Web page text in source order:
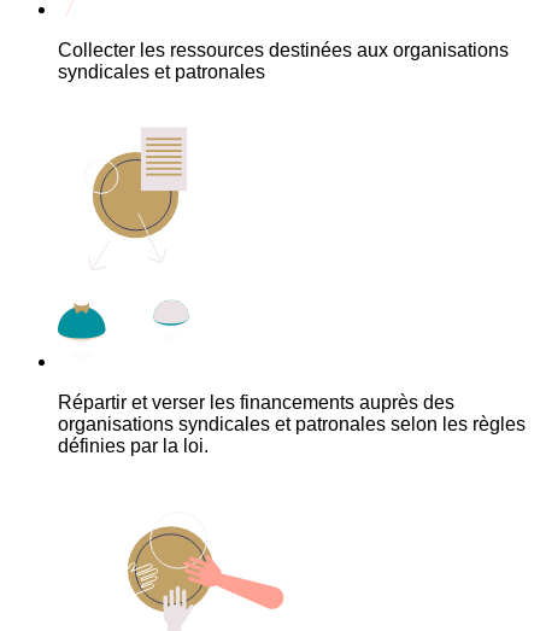
Collecter les ressources destinées aux organisations
syndicales et patronales
Répartir et verser les financements auprès des
organisations syndicales et patronales selon les règles
définies par la loi.